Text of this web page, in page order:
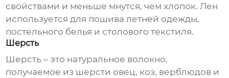
свойствами и меньше мнутся, чем хлопок. Лен
используется для пошива летней одежды,
постельного белья и столового текстиля.
Шерсть
Шерсть – это натуральное волокно,
получаемое из шерсти овец, коз, верблюдов и